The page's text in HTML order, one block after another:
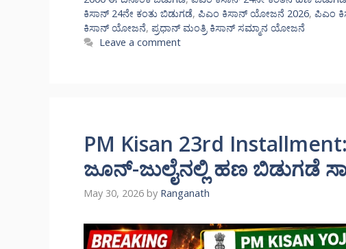
ಕಿಸಾನ್ 24ನೇ ಕಂತು ಬಿಡುಗಡೆ, ಪಿಎಂ ಕಿಸಾನ್ ಯೋಜನೆ 2026, ಪಿಎಂ
ಕಿಸಾನ್ ಯೋಜನೆ, ಪ್ರಧಾನ್ ಮಂತ್ರಿ ಕಿಸಾನ್ ಸಮ್ಮಾನ ಯೋಜನೆ
Leave a comment
PM Kisan 23rd
ಜೂನ್-ಜುಲೈನಲ್ಲಿ ಹಣ ಬಿಡುಗಡೆ
May 30, 2026 by Ranganath